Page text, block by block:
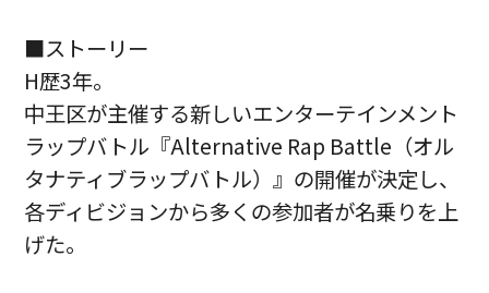
■ストーリー
H歴3年。
中王区が主催する新しいエンターテインメント
ラップバトル『Alternative Rap Battle（オル
タナティブラップバトル）』の開催が決定し、
各ディビジョンから多くの参加者が名乗りを上
げた。